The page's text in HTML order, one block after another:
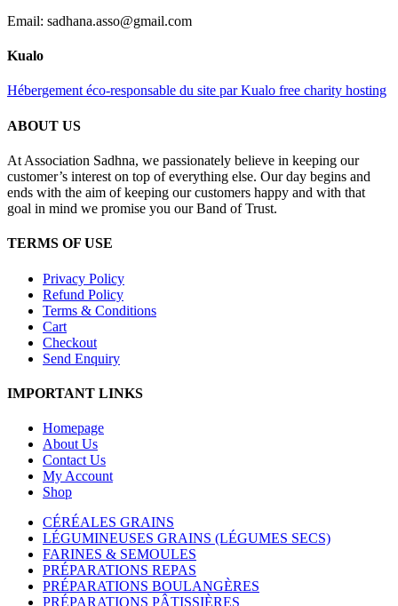
Email: sadhana.asso@gmail.com
Kualo
Hébergement éco-responsable du site par Kualo free charity hosting
ABOUT US
At Association Sadhna, we passionately believe in keeping our
customer’s interest on top of everything else. Our day begins and
ends with the aim of keeping our customers happy and with that
goal in mind we promise you our Band of Trust.
TERMS OF USE
Privacy Policy
Refund Policy
Terms & Conditions
Cart
Checkout
Send Enquiry
IMPORTANT LINKS
Homepage
About Us
Contact Us
My Account
Shop
CÉRÉALES GRAINS
LÉGUMINEUSES GRAINS (LÉGUMES SECS)
FARINES & SEMOULES
PRÉPARATIONS REPAS
PRÉPARATIONS BOULANGÈRES
PRÉPARATIONS PÂTISSIÈRES